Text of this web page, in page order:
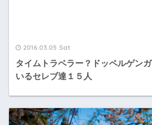
2016.03.05 Sat
タイムトラベラー？ドッペルゲン
いるセレブ達１５人